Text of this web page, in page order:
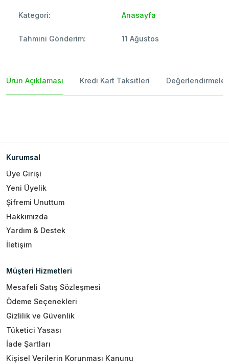
Kategori: Anasayfa
Tahmini Gönderim: 11 Ağustos
Ürün Açıklaması Kredi Kart Taksitleri Değerlendirmeler
Kurumsal
Üye Girişi
Yeni Üyelik
Şifremi Unuttum
Hakkımızda
Yardım & Destek
İletişim
Müşteri Hizmetleri
Mesafeli Satış Sözleşmesi
Ödeme Seçenekleri
Gizlilik ve Güvenlik
Tüketici Yasası
İade Şartları
Kişisel Verilerin Korunması Kanunu